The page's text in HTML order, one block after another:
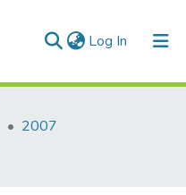
Log In (current)
2007